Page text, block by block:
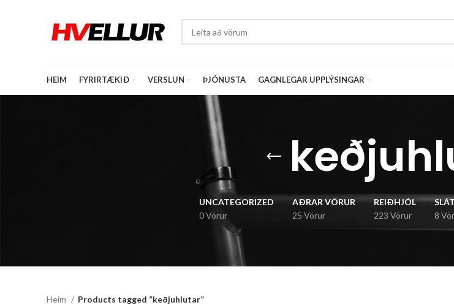
HEIM FYRIRTÆKIÐ VERSLUN ÞJÓNUSTA GAGNLEGAR UPPLÝSINGAR
UNCATEGORIZED
0 Vörur
AÐRAR VÖRUR
25 Vörur
REIÐHJÓL
223 Vörur
8
Heim Products tagged “keðjuhlutar”